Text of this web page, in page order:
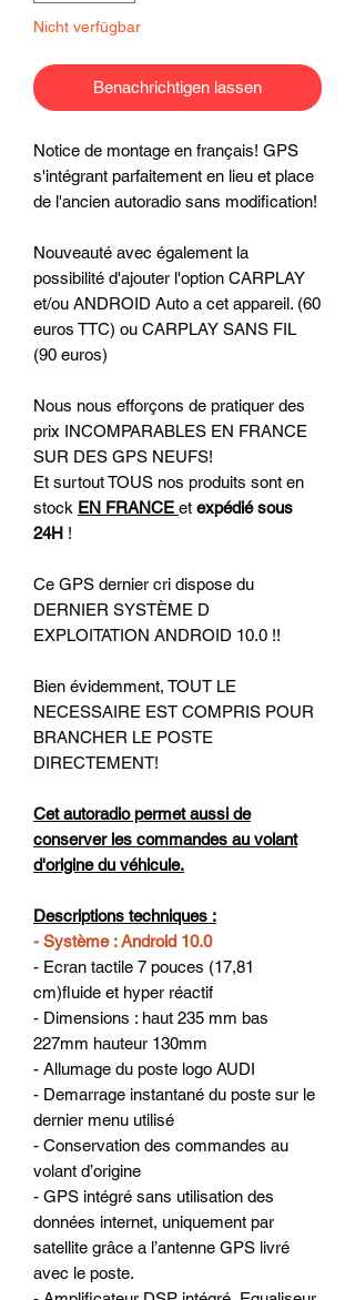
Nicht verfügbar
Benachrichtigen lassen
Notice de montage en français! GPS
s'intégrant parfaitement en lieu et place
de l'ancien autoradio sans modification!
Nouveauté avec également la
possibilité d'ajouter l'option CARPLAY
et/ou ANDROID Auto a cet appareil. (60
euros TTC) ou CARPLAY SANS FIL
(90 euros)
Nous nous efforçons de pratiquer des
prix INCOMPARABLES EN FRANCE
SUR DES GPS NEUFS!
Et surtout TOUS nos produits sont en
stock EN FRANCE et expédié sous
24H !
Ce GPS dernier cri dispose du
DERNIER SYSTÈME D
EXPLOITATION ANDROID 10.0 !!
Bien évidemment, TOUT LE
NECESSAIRE EST COMPRIS POUR
BRANCHER LE POSTE
DIRECTEMENT!
Cet autoradio permet aussi de
conserver les commandes au volant
d'origine du véhicule.
Descriptions techniques :
- Système : Android 10.0
- Ecran tactile 7 pouces (17,81
cm)fluide et hyper réactif
- Dimensions : haut 235 mm bas
227mm hauteur 130mm
- Allumage du poste logo AUDI
- Demarrage instantané du poste sur le
dernier menu utilisé
- Conservation des commandes au
volant d’origine
- GPS intégré sans utilisation des
données internet, uniquement par
satellite grâce a l’antenne GPS livré
avec le poste.